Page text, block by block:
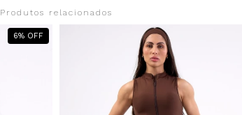
Produtos relacionados
6% OFF